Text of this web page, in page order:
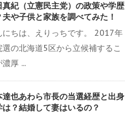
真紀（立憲民主党）の政策や学歴
夫や子供と家族を調べてみた！
にちは、えりっちです。 2017年
選の北海道5区から立候補するこ
濃厚 ...
達也あわら市長の当選経歴と出身
は？結婚して妻はいるの？